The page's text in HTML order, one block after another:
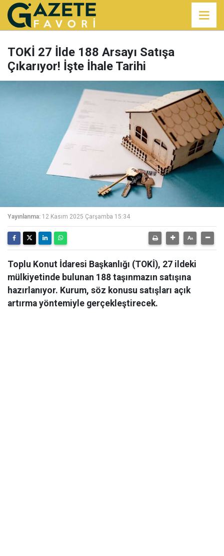
TOKİ 27 İlde 188 Arsayı Satışa
Çıkarıyor! İşte İhale Tarihi
Yayınlanma: 12 Kasım 2025 Çarşamba 15:34
Toplu Konut İdaresi Başkanlığı (TOKİ), 27 ildeki
mülkiyetinde bulunan 188 taşınmazın satışına
hazırlanıyor. Kurum, söz konusu satışları açık
artırma yöntemiyle gerçekleştirecek.